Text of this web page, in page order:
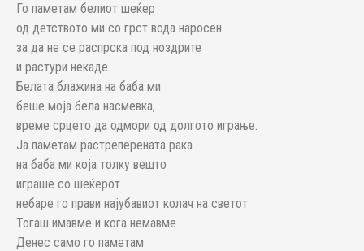
Го паметам белиот шеќер
од детството ми со грст вода наросен
за да не се распрска под ноздрите
и растури некаде.
Белата блажина на баба ми
беше моја бела насмевка,
време срцето да одмори од долгото играње.
Ја паметам растреперената рака
на баба ми која толку вешто
играше со шеќерот
небаре го прави најубавиот колач на светот
Тогаш имавме и кога немавме
Денес само го паметам